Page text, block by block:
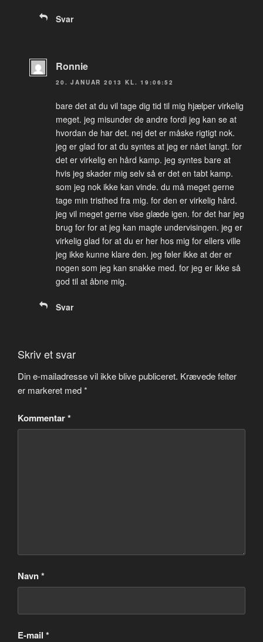
Svar
Ronnie
20. JANUAR 2013 KL. 19:06:52
bare det at du vil tage dig tid til mig hjælper virkelig
meget. jeg misunder de andre fordi jeg kan se at
hvordan de har det. nej det er måske rigtigt nok.
jeg er glad for at du syntes at jeg er nået langt. for
det er virkelig en hård kamp. jeg syntes bare at
hvis jeg skader mig selv så er det en tabt kamp.
som jeg nok ikke kan vinde. du må meget gerne
tage min tristhed fra mig. for den er virkelig hård.
jeg vil meget gerne vise glæde igen. for det har jeg
brug for for at jeg kan magte undervisingen. jeg er
virkelig glad for at du er her hos mig for ellers ville
jeg ikke kunne klare den. jeg føler ikke at der er
nogen som jeg kan snakke med. for jeg er ikke så
god til at åbne mig.
Svar
Skriv et svar
Din e-mailadresse vil ikke blive publiceret. Krævede felter
er markeret med*
Kommentar*
Navn*
E-mail *